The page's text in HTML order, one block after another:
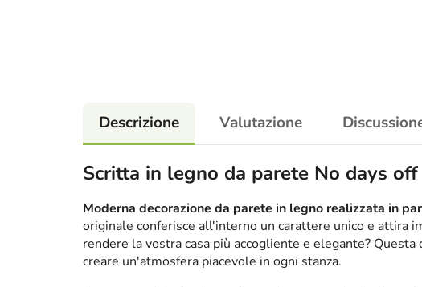
Descrizione Valutazione
Scritta in legno da parete No days off
Moderna decorazione da parete in legno realizzata in
originale conferisce all'interno un carattere unico e attira
rendere la vostra casa più accogliente e elegante?
creare un'atmosfera piacevole in ogni stanza.